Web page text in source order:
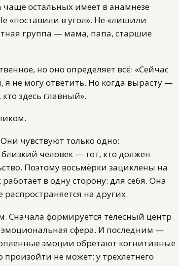
остальных имеет в анамнезе
«поставили в угол». Не «лишили
группа — мама, папа, старшие
но оно определяет всё: «Сейчас
не могу ответить. Но когда вырасту —
здесь главный».
чувствуют только одно:
человек — тот, кто должен
Поэтому восьмёрки зациклены на
в одну сторону: для себя. Она
на других.
Сначала формируется телесный центр
сфера. И последним —
эмоции обретают когнитивные
не может: у трёхлетнего